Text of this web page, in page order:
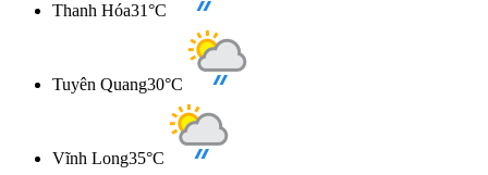
Thanh Hóa31°C
Tuyên Quang30°C
Vĩnh Long35°C